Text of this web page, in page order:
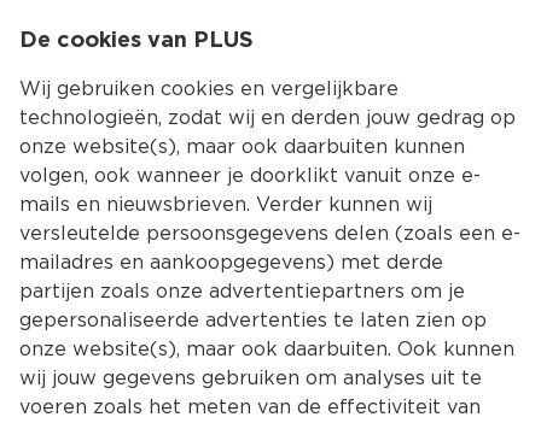
Kies jouw
Terug Producten
De cookies van PLUS
Wij gebruiken cookies en vergelijkbare
technologieën, zodat wij en derden jouw gedrag op
onze website(s), maar ook daarbuiten kunnen
volgen, ook wanneer je doorklikt vanuit onze e-
mails en nieuwsbrieven. Verder kunnen wij
versleutelde persoonsgegevens delen (zoals een e-
mailadres en aankoopgegevens) met derde
partijen zoals onze advertentiepartners om je
gepersonaliseerde advertenties te laten zien op
onze website(s), maar ook daarbuiten. Ook kunnen
wij jouw gegevens gebruiken om analyses uit te
voeren zoals het meten van de effectiviteit van